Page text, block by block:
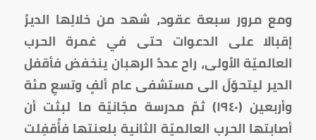
ومع مرور سبعة عقود، شهد من خلالِها الديرُ
إقبالا على الدعوات حتى في غمرة الحرب
العالميّة الأولى، راح عددُ الرهبان ينخفض فأقفل
الدير ليتحوّلَ الى مستشفى عام ألفٍ وتسعِ مئة
وأربعين (١٩٤٠) ثمّ مدرسة مجّانيّة ما لبثت أن
أصابتها الحرب العالميّة الثانية بلعنتها فأُقفِلت